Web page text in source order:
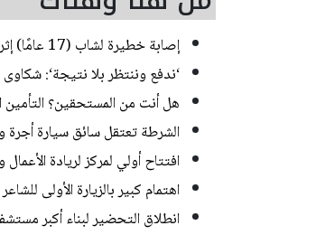
إصابة خطيرة لشاب (17 عامًا) إثر اصطدام بين تراكتورون وشاحنة في يركا
‘ندفع وننتظر بلا نتيجة‘:
هل أنت من المستحقين؟ التأمين
الشرطة تعتقل سائق سيارة أجرة وتكتشف أنه
افتتاح أولي لمركز لريادة
اهتمام كبير بالزيارة الأولى
انطلاق التحضير لبناء أكبر